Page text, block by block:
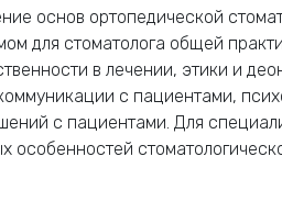
основ ортопедической
для стоматолога общей
в лечении, этики и
с пациентами,
с пациентами. Для
особенностей